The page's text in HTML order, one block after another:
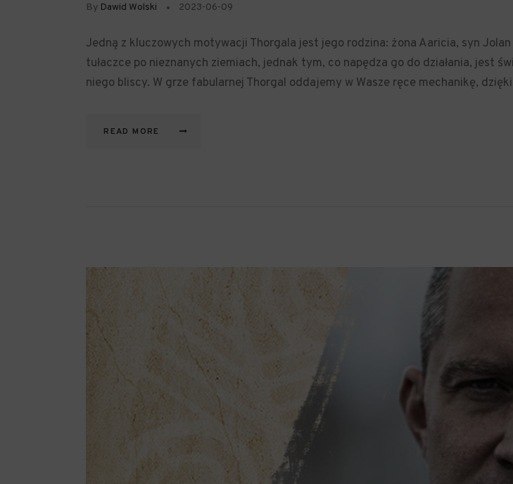
By Dawid Wolski 2023-06-09
Jedną z kluczowych motywacji Thorgala jest jego rodzina: żona Aaricia, syn
tułaczce po nieznanych ziemiach, jednak tym, co napędza go do działania, jest
niego bliscy. W grze fabularnej Thorgal oddajemy w Wasze ręce mechanikę,
READ MORE